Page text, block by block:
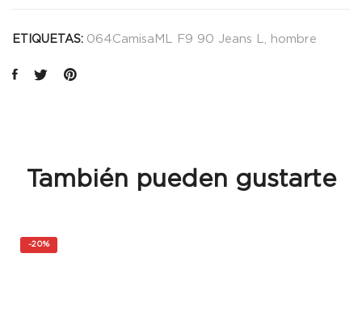
ETIQUETAS: 064CamisaML F9 90 Jeans L hombre
También pueden gustarte
-20%